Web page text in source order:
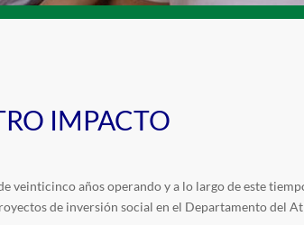
IMPACTO
veinticinco años operando y a lo largo de este
de inversión social en el Departamento del